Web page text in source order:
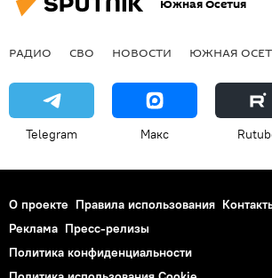
Южная Осетия
РАДИО СВО НОВОСТИ ЮЖНАЯ
Telegram Макс
О проекте Правила использования
Реклама Пресс-релизы
Политика конфиденциальности